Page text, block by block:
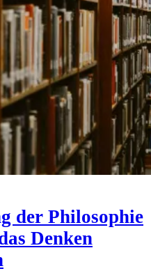
der Philosophie
Denken